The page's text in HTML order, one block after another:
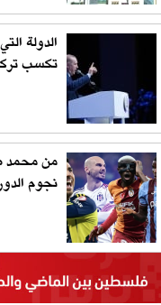
الدولة
تكسب
من محمد
نجوم